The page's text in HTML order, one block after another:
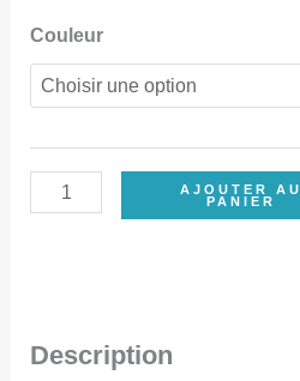
Couleur
quantité
bouclettes,
AJOUTER AU
PANIER
Description